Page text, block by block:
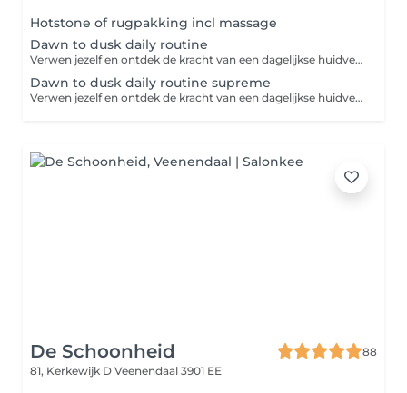
Hotstone of rugpakking incl massage
Dawn to dusk daily routine
Verwen jezelf en ontdek de kracht van een dagelijkse huidverzorgingsroutine. Dit huidverzorgingsprogramma biedt alles wat je nodig hebt om jouw huid te voeden, te beschermen en te herstellen. Laat elke stap van jouw routine een moment van self-care zijn. Intake-huidanalyse-reinigen-dieptereinigen-masker-dagverzorging-persoonlijk advies.
Dawn to dusk daily routine supreme
Verwen jezelf en ontdek de kracht van een dagelijkse huidverzorgingsroutine. Dit huidverzorgingsprogramma biedt alles wat je nodig hebt om jouw huid te voeden, te beschermen, te herstellen en te verbeteren. Laat elke stap van jouw routine een moment van self-care zijn. Intake-huidanalyse-waxen van gezicht en wenkbrauwen-wenkbrauwen verven-reinigen-dieptereinigen-massage-masker-dagverzorging-persoonlijk advies.
De Schoonheid
88
81, Kerkewijk D Veenendaal 3901 EE